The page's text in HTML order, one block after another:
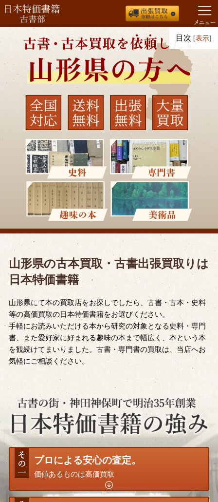
目次 [表示]
山形県の古本買取・古書出張買取りは
日本特価書籍
山形県にて本の買取店をお探しでしたら、古書・古本・史料
等の高価買取の日本特価書籍をお選びください。
手軽にお読みいただける本から研究の対象となる史料・専門
書、また愛好家に好まれる趣味の本まで幅広く、本という本
を観続けてまいりました。古書・専門書の買取は、当店へお
気軽にご相談ください。
プロによる安心の査定。
価値あるものは高価買取